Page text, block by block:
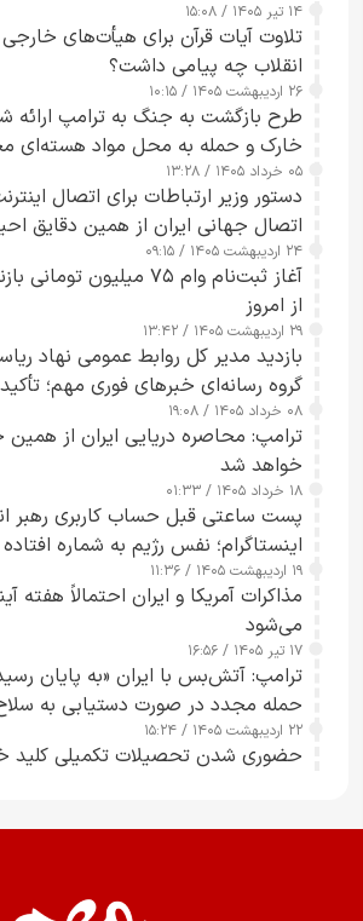
۱۴ تیر ۱۴۰۵ / ۱۵:۰۸
تلاوت آیات قرآن برای هیأت‌های
انقلاب چه پیامی داشت؟
۲۶ اردیبهشت ۱۴۰۵ / ۱۰:۱۵
طرح‌ بازگشت به جنگ به ترامپ
خارک و حمله به محل مواد هسته‌ای
۰۵ خرداد ۱۴۰۵ / ۱۳:۲۸
دستور وزیر ارتباطات برای اتصال
اتصال جهانی ایران از همین دقایق
کامل مردم تا ۲۴ ساعت آینده
۲۴ اردیبهشت ۱۴۰۵ / ۰۹:۱۵
آغاز ثبت‌نام وام ۷۵
از امروز
۲۹ اردیبهشت ۱۴۰۵ / ۱۳:۴۲
بازدید مدیر کل روابط عمومی نهاد
گروه رسانه‌ای خبرهای فوری مهم؛
رسانه‌های هوشمند و مسئول در ارتقای
۰۸ خرداد ۱۴۰۵ / ۱۹:۰۸
ترامپ: محاصره دریایی ایران از همین
خواهد شد
۱۸ خرداد ۱۴۰۵ / ۰۱:۳۳
پست ساعتی قبل حساب کاربری رهبر
اینستاگرام؛ نفس رژیم به شماره
۱۹ اردیبهشت ۱۴۰۵ / ۱۱:۳۶
مذاکرات آمریکا و ایران احتمالاً هفته
می‌شود
۱۷ تیر ۱۴۰۵ / ۱۶:۵۶
ترامپ: آتش‌بس با ایران «به پایان
حمله مجدد در صورت دستیابی به
۲۲ اردیبهشت ۱۴۰۵ / ۱۵:۲۴
حضوری شدن تحصیلات تکمیلی کلید